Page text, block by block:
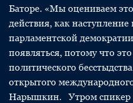
Баторе. «Мы оцениваем
действия, как
парламентской
появляться, потому что
политического
открытого
Нарышкин. Утром спикер